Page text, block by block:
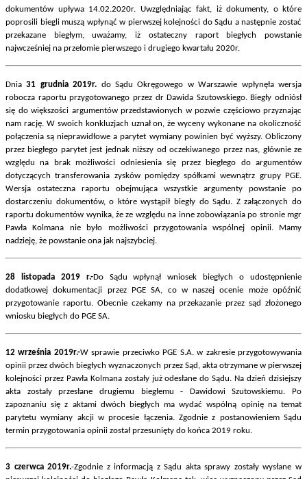
dokumentów upływa 14.02.2020r. Uwzględniając fakt, iż dokumenty, o które
poprosili biegli muszą wpłynąć w pierwszej kolejności do Sądu a następnie zostać
przekazane biegłym, uważamy, iż ostateczny raport biegłych powstanie
najwcześniej na przełomie pierwszego i drugiego kwartału 2020r.
Dnia31 grudnia 2019r. do Sądu Okręgowego w Warszawie wpłynęła wersja
robocza raportu przygotowanego przez dr Dawida Szutowskiego. Biegły odniósł
się do większości argumentów przedstawionych w pozwie częściowo przyznając
nam rację. W swoich konkluzjach uznał on, że wyceny wykonane na okoliczność
połączenia są nieprawidłowe a parytet wymiany powinien być wyższy. Obliczony
przez biegłego parytet jest jednak niższy od oczekiwanego przez nas, głównie ze
względu na brak możliwości odniesienia się przez biegłego do argumentów
dotyczących transferowania zysków pomiędzy spółkami wewnątrz grupy PGE.
Wersja ostateczna raportu obejmująca wszystkie argumenty powstanie po
dostarczeniu dokumentów, o które wystąpił biegły do Sądu. Z załączonych do
raportu dokumentów wynika, że ze względu na inne zobowiązania po stronie mgr
Pawła Kolmana nie było możliwości przygotowania wspólnej opinii. Mamy
nadzieję, że powstanie ona jak najszybciej.
28 listopada 2019 r.-Do Sądu wpłynął wniosek biegłych o udostępnienie
dodatkowej dokumentacji przez PGE SA, co w naszej ocenie może opóźnić
przygotowanie raportu. Obecnie czekamy na przekazanie przez sąd złożonego
wniosku biegłych do PGE SA.
12 września 2019r.-W sprawie przeciwko PGE S.A. w zakresie przygotowywania
opinii przez dwóch biegłych wyznaczonych przez Sąd, akta otrzymane w pierwszej
kolejności przez Pawła Kolmana zostały już odesłane do Sądu. Na dzień dzisiejszy
akta zostały przesłane drugiemu biegłemu - Dawidowi Szutowskiemu. Po
zapoznaniu się z aktami dwóch biegłych ma wydać wspólną opinię na temat
parytetu wymiany akcji w procesie łączenia. Zgodnie z postanowieniem Sądu
termin przygotowania opinii został przesunięty do końca 2019 roku.
3 czerwca 2019r.-Zgodnie z informacją z Sądu akta sprawy zostały wysłane w